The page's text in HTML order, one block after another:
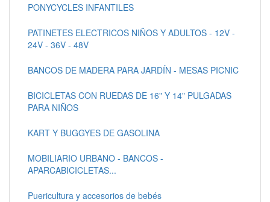
PONYCYCLES INFANTILES
PATINETES ELECTRICOS NIÑOS Y ADULTOS - 12V -
24V - 36V - 48V
BANCOS DE MADERA PARA JARDÍN - MESAS PICNIC
BICICLETAS CON RUEDAS DE 16" Y 14" PULGADAS
PARA NIÑOS
KART Y BUGGYES DE GASOLINA
MOBILIARIO URBANO - BANCOS -
APARCABICICLETAS...
Puericultura y accesorios de bebés